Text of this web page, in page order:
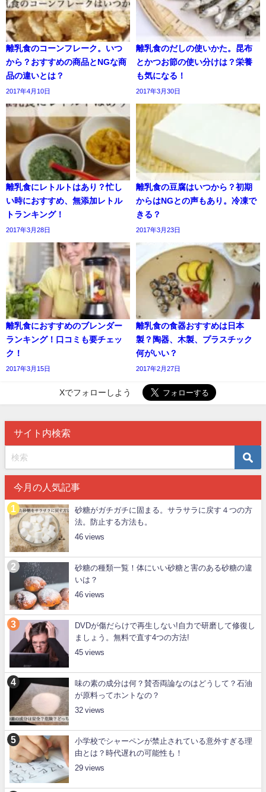
離乳食のコーンフレーク。いつ
から？おすすめの商品とNGな商
品の違いとは？
2017年4月10日
離乳食のだしの使いかた。昆布
とかつお節の使い分けは？栄養
も気になる！
2017年3月30日
離乳食にレトルトはあり？忙し
い時におすすめ、無添加レトル
トランキング！
2017年3月28日
離乳食の豆腐はいつから？初期
からはNGとの声もあり。冷凍で
きる？
2017年3月23日
離乳食におすすめのブレンダー
ランキング！口コミも要チェッ
ク！
2017年3月15日
離乳食の食器おすすめは日本
製？陶器、木製、プラスチック
何がいい？
2017年2月27日
Xでフォローしよう
サイト内検索
今月の人気記事
砂糖がガチガチに固まる。サラサラに戻す４つの方
法。防止する方法も。
46
砂糖の種類一覧！体にいい砂糖と害のある砂糖の違
いは？
46
DVDが傷だらけで再生しない!自力で研磨して修復し
ましょう。無料で直す4つの方法!
45
味の素の成分は何？賛否両論なのはどうして？石油
が原料ってホントなの？
32
小学校でシャーペンが禁止されている意外すぎる理
由とは？時代遅れの可能性も！
29